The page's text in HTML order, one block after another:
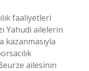
faaliyetleri
Yahudi ailelerin
ailesinin